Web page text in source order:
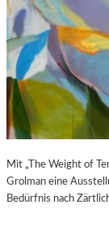
Mit „The Weight of
Grolman eine
Bedürfnis nach